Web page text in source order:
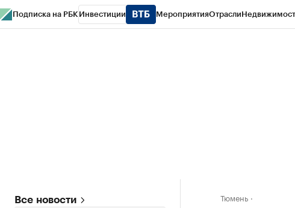
Подписка на РБК Инвестиции МероприятияОтрасли
Все новости Тюмень